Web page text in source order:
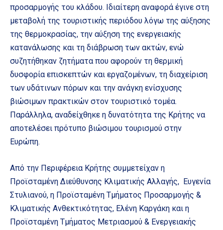
προσαρμογής του κλάδου. Ιδιαίτερη αναφορά έγινε στη
μεταβολή της τουριστικής περιόδου λόγω της αύξησης
της θερμοκρασίας, την αύξηση της ενεργειακής
κατανάλωσης και τη διάβρωση των ακτών, ενώ
συζητήθηκαν ζητήματα που αφορούν τη θερμική
δυσφορία επισκεπτών και εργαζομένων, τη διαχείριση
των υδάτινων πόρων και την ανάγκη ενίσχυσης
βιώσιμων πρακτικών στον τουριστικό τομέα.
Παράλληλα, αναδείχθηκε η δυνατότητα της Κρήτης να
αποτελέσει πρότυπο βιώσιμου τουρισμού στην
Ευρώπη.
Από την Περιφέρεια Κρήτης συμμετείχαν η
Προϊσταμένη Διεύθυνσης Κλιματικής Αλλαγής, Ευγενία
Στυλιανού, η Προϊσταμένη Τμήματος Προσαρμογής &
Κλιματικής Ανθεκτικότητας, Ελένη Καργάκη και η
Προϊσταμένη Τμήματος Μετριασμού & Ενεργειακής